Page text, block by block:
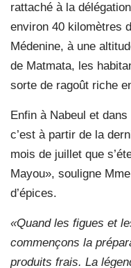
rattaché à la
environ 40 kilomètres
Médenine, à une
de Matmata, les
sorte de ragoût riche
Enfin à Nabeul et
c’est à partir de la
mois de juillet que
Mayou», souligne
d’épices.
«Quand les figues et
commençons la
produits frais. La